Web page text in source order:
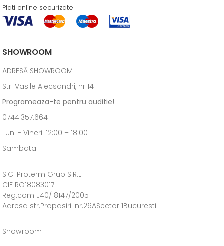
Plati online securizate
SHOWROOM
ADRESĂ SHOWROOM
Str. Vasile Alecsandri, nr 14
Programeaza-te pentru auditie!
0744.357.664
Luni - Vineri: 12:00 – 18.00
Sambata
S.C. Proterm Grup S.R.L.
CIF RO18083017
Reg.com J40/18147/2005
Adresa str.Propasirii nr.26ASector 1Bucuresti
Showroom